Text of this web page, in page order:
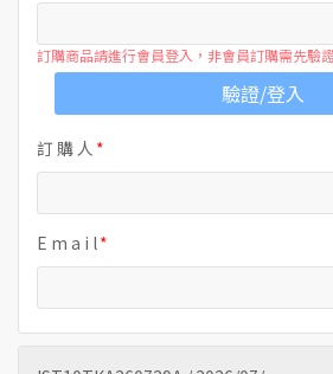
訂購商品請進行會員登入，非會員訂購需先驗
驗證/登入
訂 購 人
E m a i l